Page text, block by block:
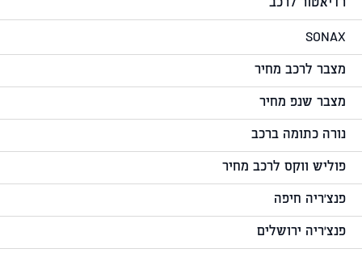
רדיאטור לרכב
SONAX
מצבר לרכב מחיר
מצבר שנפ מחיר
נורה כתומה ברכב
פוליש ווקס לרכב מחיר
פנצ'ריה חיפה
פנצ'ריה ירושלים